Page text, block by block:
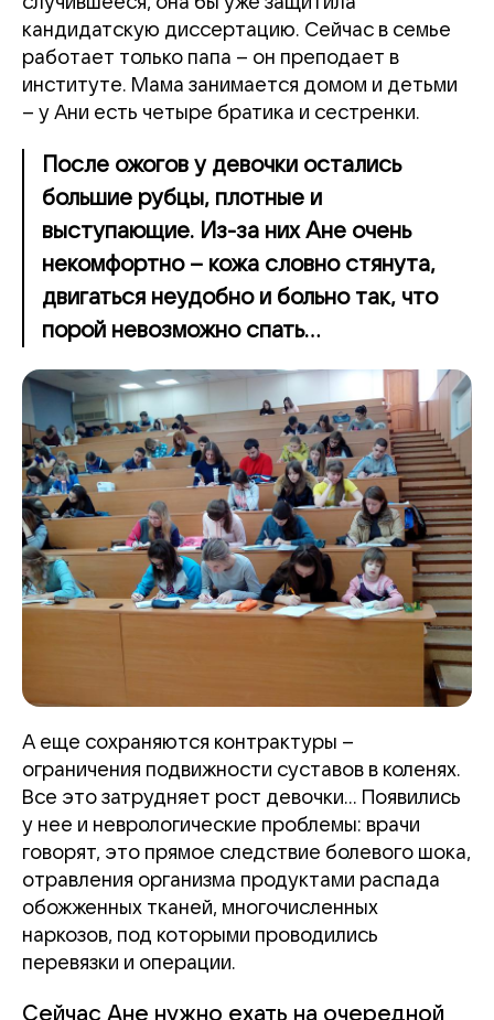
кандидатскую диссертацию. Сейчас в семье
работает только папа – он преподает в
институте. Мама занимается домом и детьми
– у Ани есть четыре братика и сестренки.
После ожогов у девочки остались
большие рубцы, плотные и
выступающие. Из-за них Ане очень
некомфортно – кожа словно стянута,
двигаться неудобно и больно так, что
порой невозможно спать...
А еще сохраняются контрактуры –
ограничения подвижности суставов в коленях.
Все это затрудняет рост девочки... Появились
у нее и неврологические проблемы: врачи
говорят, это прямое следствие болевого шока,
отравления организма продуктами распада
обожженных тканей, многочисленных
наркозов, под которыми проводились
перевязки и операции.
Сейчас Ане нужно ехать на очередной